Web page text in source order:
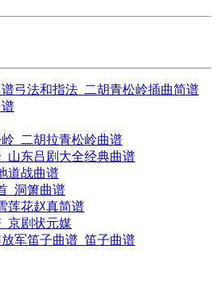
弓法和指法_二胡青松岭插曲简谱
_二胡拉青松岭曲谱
山东吕剧大全经典曲谱
道战曲谱
_洞箫曲谱
莲花赵真简谱
京剧状元媒
军笛子曲谱_笛子曲谱